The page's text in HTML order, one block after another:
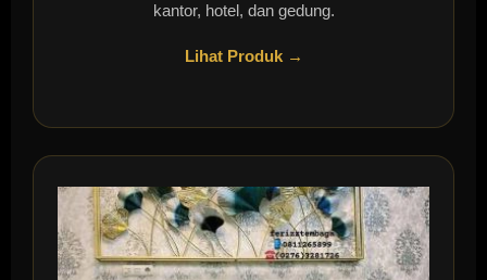
kantor, hotel, dan gedung.
Lihat Produk →